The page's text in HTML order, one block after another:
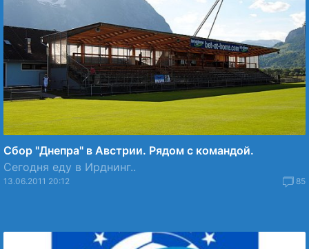
Сбор "Днепра" в Австрии. Рядом с командой.
Сегодня еду в Ирднинг..
13.06.2011 20:12 85